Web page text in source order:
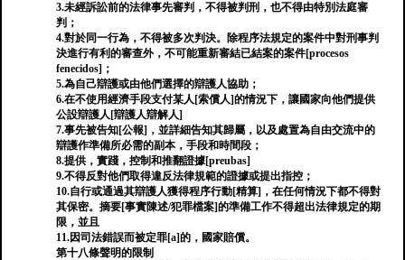
3.未經訴訟前的法律事先審判，不得被判刑，也不得由特別法庭審
判；
4.對於同一行為，不得被多次判決。除程序法規定的案件中對刑事判
決進行有利的審查外，不可能重新審結已結案的案件[procesos
fenecidos]；
5.為自己辯護或由他們選擇的辯護人協助；
6.在不使用經濟手段支付某人[索償人]的情況下，讓國家向他們提供
公設辯護人[辯護人辯解人]
7.事先被告知[公報]，並詳細告知其歸屬，以及處置為自由交流中的
辯護作準備所必需的副本，手段和時間段；
8.提供，實踐，控制和推翻證據[preubas]
9.不得反對他們取得違反法律規範的證據或提出指控；
10.自行或通過其辯護人獲得程序行動[精算]，在任何情況下都不得對
其保密。摘要[事實陳述/犯罪檔案]的準備工作不得超出法律規定的期
限，並且
11.因司法錯誤而被定罪[a]的，國家賠償。
第十八條聲明的限制